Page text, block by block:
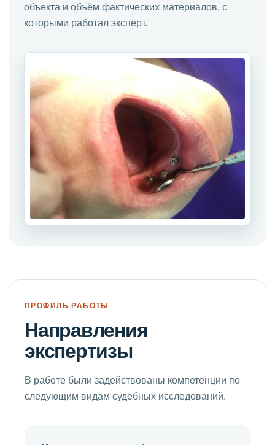
объекта и объём фактических материалов, с
которыми работал эксперт.
ПРОФИЛЬ РАБОТЫ
Направления
экспертизы
В работе были задействованы компетенции по
следующим видам судебных исследований.